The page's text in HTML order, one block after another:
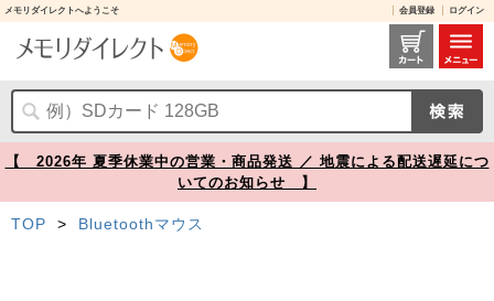
メモリダイレクトへようこそ 会員登録 ログイン
薄型モバイルマウス SLIMO Bluetooth 2.4GHzワイヤレス 静音ボタン USB充電式 ブラック【メモリダイレクト】
【 2026年 夏季休業中の営業・商品発送 ／ 地震による配送遅延につ
いてのお知らせ 】
TOP > Bluetoothマウス